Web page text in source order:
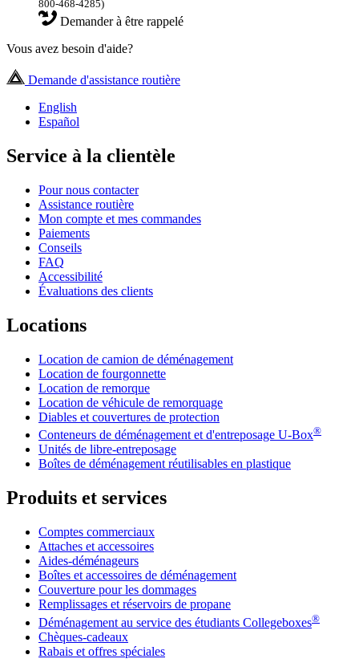
800-468-4285)
Demander à être rappelé
Vous avez besoin d'aide?
Demande d'assistance routière
English
Español
Service à la clientèle
Pour nous contacter
Assistance routière
Mon compte et mes commandes
Paiements
Conseils
FAQ
Accessibilité
Évaluations des clients
Locations
Location de camion de déménagement
Location de fourgonnette
Location de remorque
Location de véhicule de remorquage
Diables et couvertures de protection
Conteneurs de déménagement et d'entreposage U-Box®
Unités de libre-entreposage
Boîtes de déménagement réutilisables en plastique
Produits et services
Comptes commerciaux
Attaches et accessoires
Aides-déménageurs
Boîtes et accessoires de déménagement
Couverture pour les dommages
Remplissages et réservoirs de propane
Déménagement au service des étudiants Collegeboxes®
Chèques-cadeaux
Rabais et offres spéciales